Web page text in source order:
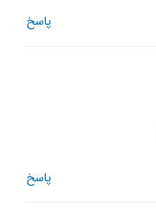
پاسخ
پاسخ